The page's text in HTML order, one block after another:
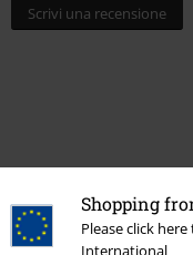
Shopping
Please click
International
Scrivi una recensione